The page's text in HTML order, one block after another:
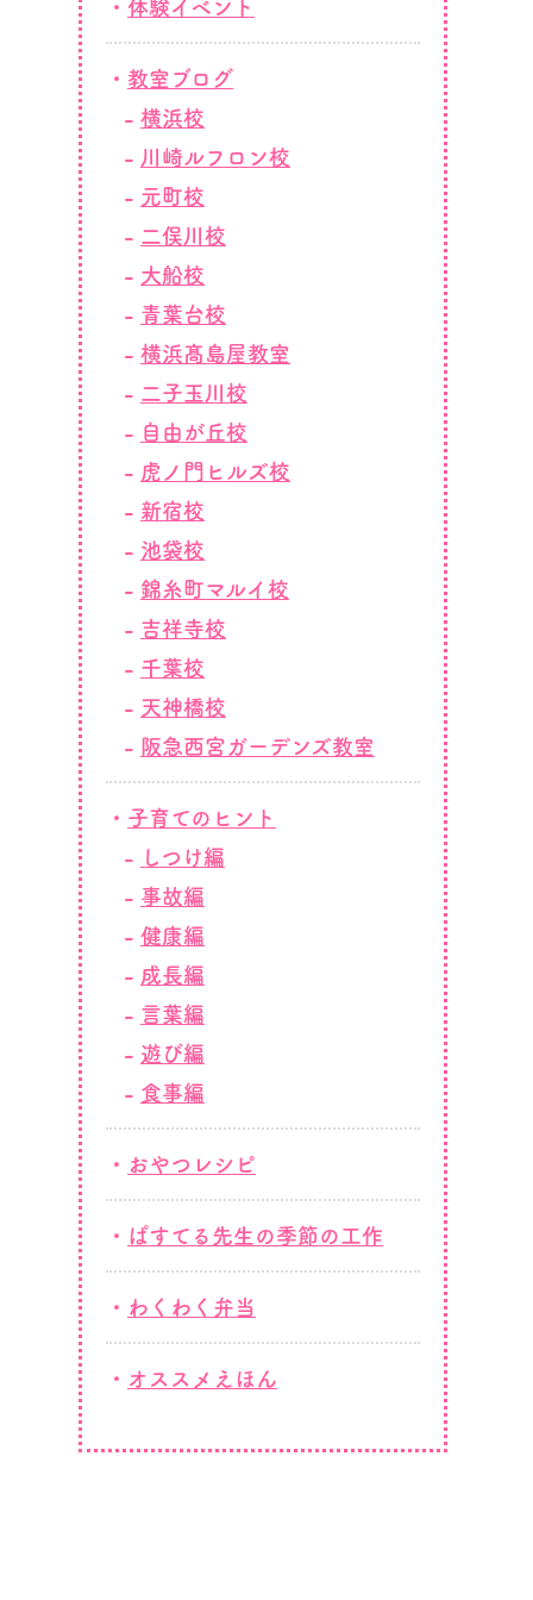
体験イベント
教室ブログ
横浜校
川崎ルフロン校
元町校
二俣川校
大船校
青葉台校
横浜髙島屋教室
二子玉川校
自由が丘校
虎ノ門ヒルズ校
新宿校
池袋校
錦糸町マルイ校
吉祥寺校
千葉校
天神橋校
阪急西宮ガーデンズ教室
子育てのヒント
しつけ編
事故編
健康編
成長編
言葉編
遊び編
食事編
おやつレシピ
ぱすてる先生の季節の工作
わくわく弁当
オススメえほん